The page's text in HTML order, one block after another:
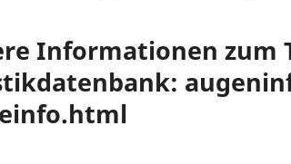
Informationen zum